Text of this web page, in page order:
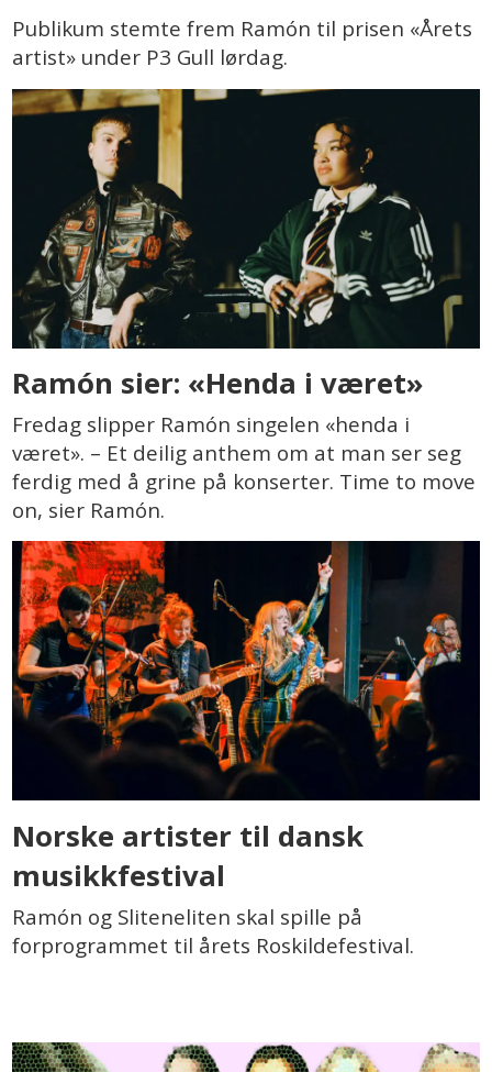
Publikum stemte frem Ramón til prisen «Årets
artist» under P3 Gull lørdag.
Ramón sier: «Henda i været»
Fredag slipper Ramón singelen «henda i
været». – Et deilig anthem om at man ser seg
ferdig med å grine på konserter. Time to move
on, sier Ramón.
Norske artister til dansk
musikkfestival
Ramón og Sliteneliten skal spille på
forprogrammet til årets Roskildefestival.